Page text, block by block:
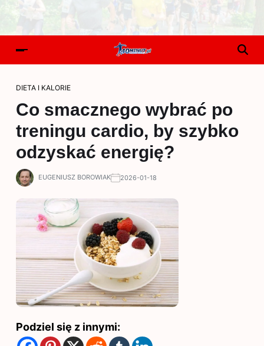
DIETA I KALORIE
Co smacznego wybrać po
treningu cardio, by szybko
odzyskać energię?
EUGENIUSZ BOROWIAK 2026-01-18
Podziel się z innymi: